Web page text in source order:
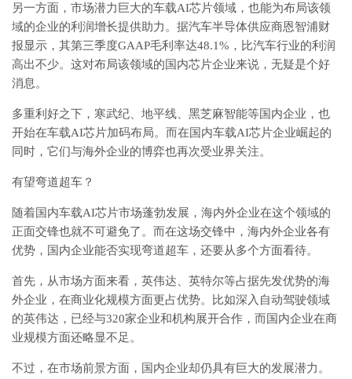
另一方面，市场潜力巨大的车载AI芯片领域，也能为布局该领
域的企业的利润增长提供助力。据汽车半导体供应商恩智浦财
报显示，其第三季度GAAP毛利率达48.1%，比汽车行业的利润
高出不少。这对布局该领域的国内芯片企业来说，无疑是个好
消息。
多重利好之下，寒武纪、地平线、黑芝麻智能等国内企业，也
开始在车载AI芯片加码布局。而在国内车载AI芯片企业崛起的
同时，它们与海外企业的博弈也再次受业界关注。
有望弯道超车？
随着国内车载AI芯片市场蓬勃发展，海内外企业在这个领域的
正面交锋也就不可避免了。而在这场交锋中，海内外企业各有
优势，国内企业能否实现弯道超车，还要从多个方面看待。
首先，从市场方面来看，英伟达、英特尔等占据先发优势的海
外企业，在商业化规模方面更占优势。比如深入自动驾驶领域
的英伟达，已经与320家企业和机构展开合作，而国内企业在商
业规模方面还略显不足。
不过，在市场前景方面，国内企业却仍具有巨大的发展潜力。